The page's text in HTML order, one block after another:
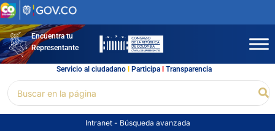
Ir
al
contenidoEncuentra tu
Representante
Servicio al ciudadano l Participal Transparencia
por:
Intranet - Búsqueda avanzada